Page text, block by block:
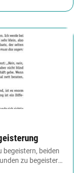
begeistern, beiden
zu begeistern